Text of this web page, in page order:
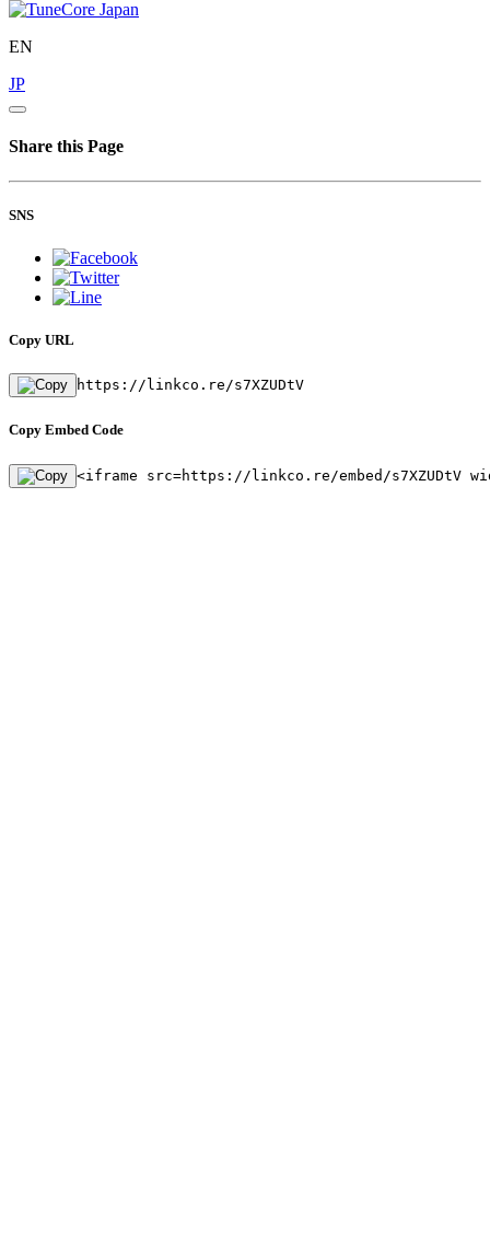
EN
JP
Share this Page
SNS
Copy URL
https://linkco.re/s7XZUDtV
Copy Embed Code
<iframe src=https://linkco.re/embed/s7XZUDtV